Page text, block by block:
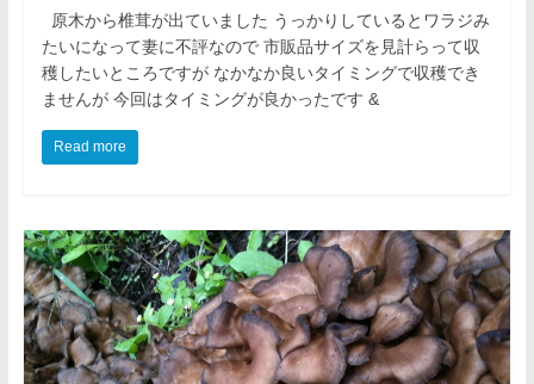
原木から椎茸が出ていました うっかりしているとワラジみ
たいになって妻に不評なので 市販品サイズを見計らって収
穫したいところですが なかなか良いタイミングで収穫でき
ませんが 今回はタイミングが良かったです &
Read more